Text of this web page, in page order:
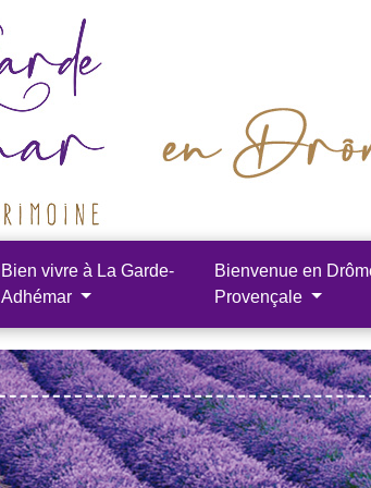
Bien vivre à La Garde-
Adhémar
Bienvenue en
Provençale